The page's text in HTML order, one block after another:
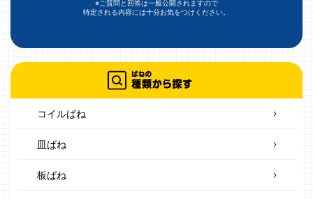
※ご質問と回答は一般公開されますので
特定される内容には十分お気をつけください。
コイルばね
皿ばね
板ばね